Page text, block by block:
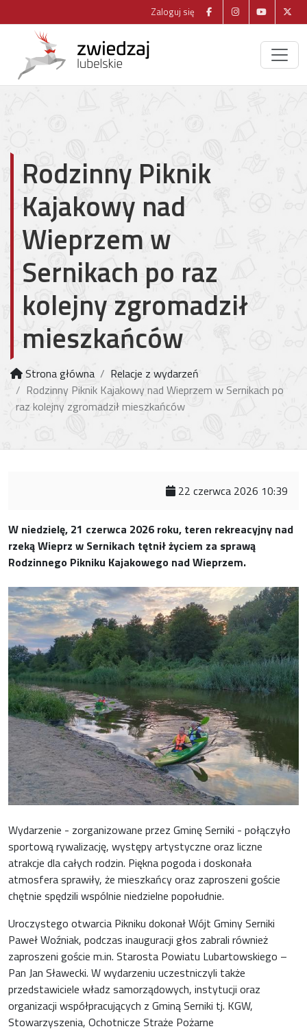
Zaloguj się
Rodzinny Piknik
Kajakowy nad
Wieprzem w
Sernikach po raz
kolejny zgromadził
mieszkańców
Strona główna
Relacje z wydarzeń
Rodzinny Piknik Kajakowy nad Wieprzem w Sernikach po
raz kolejny zgromadził mieszkańców
22 czerwca 2026 10:39
W niedzielę, 21 czerwca 2026 roku, teren rekreacyjny nad
rzeką Wieprz w Sernikach tętnił życiem za sprawą
Rodzinnego Pikniku Kajakowego nad Wieprzem.
Wydarzenie - zorganizowane przez Gminę Serniki - połączyło
sportową rywalizację, występy artystyczne oraz liczne
atrakcje dla całych rodzin. Piękna pogoda i doskonała
atmosfera sprawiły, że mieszkańcy oraz zaproszeni goście
chętnie spędzili wspólnie niedzielne popołudnie.
Uroczystego otwarcia Pikniku dokonał Wójt Gminy Serniki
Paweł Woźniak, podczas inauguracji głos zabrali również
zaproszeni goście m.in. Starosta Powiatu Lubartowskiego –
Pan Jan Sławecki. W wydarzeniu uczestniczyli także
przedstawiciele władz samorządowych, instytucji oraz
organizacji współpracujących z Gminą Serniki tj. KGW,
Stowarzyszenia, Ochotnicze Straże Pożarne